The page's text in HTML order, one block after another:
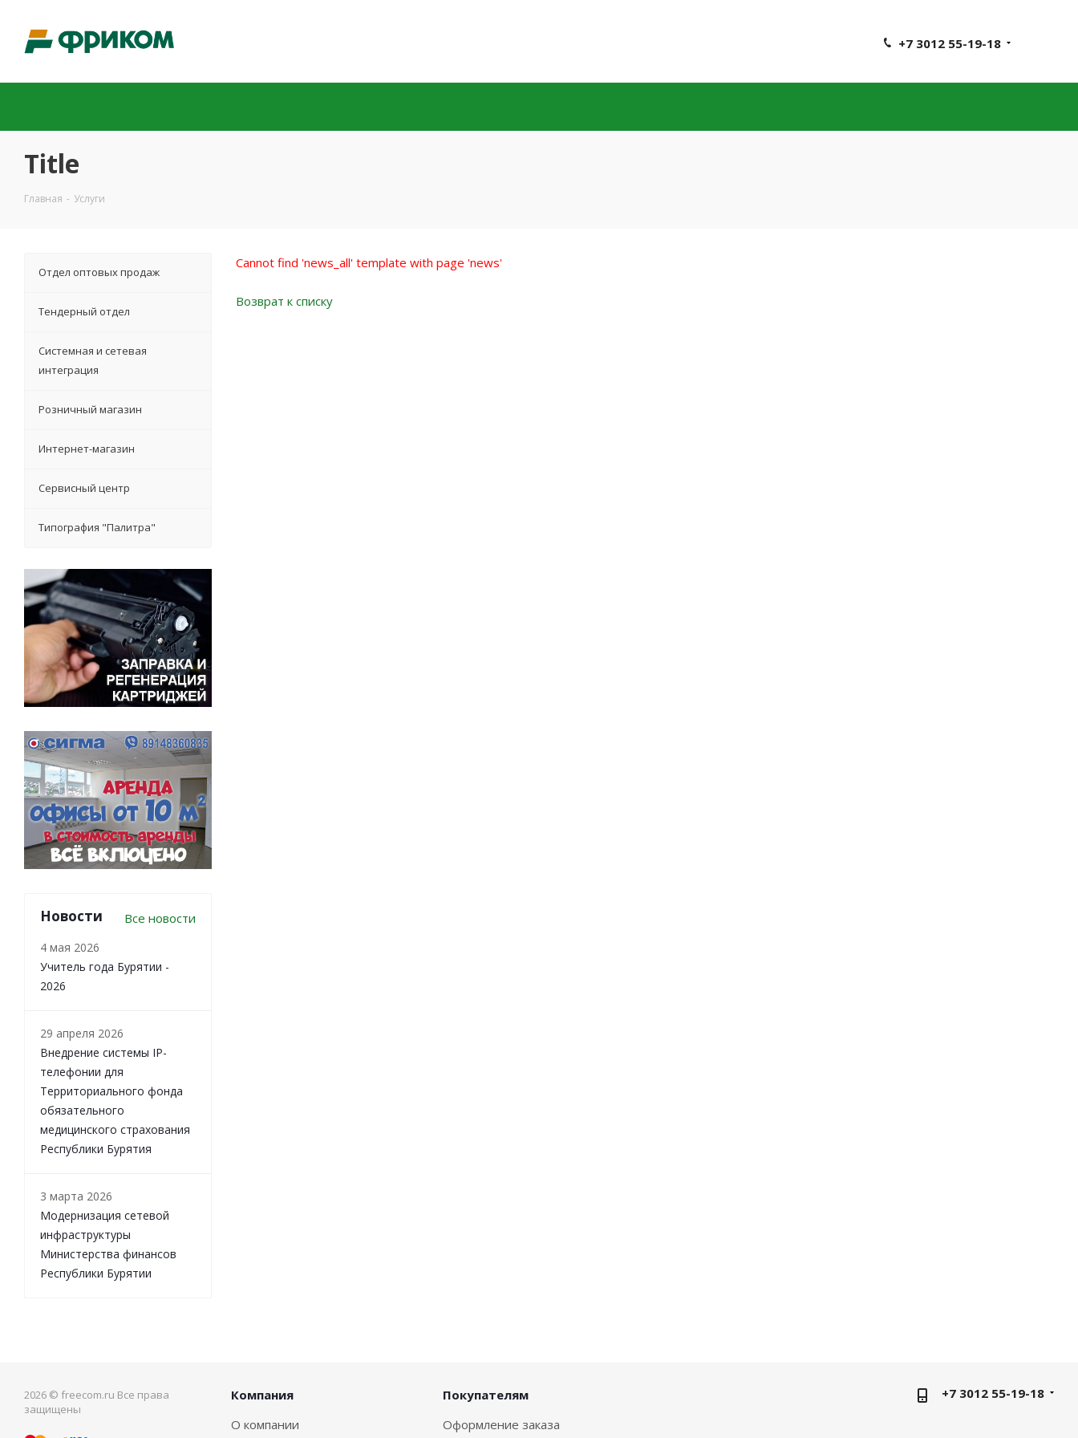
+7 3012 55-19-18
Title
Главная - Услуги
Cannot find 'news_all' template with page 'news'
Возврат к списку
Отдел оптовых продаж
Тендерный отдел
Системная и сетевая
интеграция
Розничный магазин
Интернет-магазин
Сервисный центр
Типография "Палитра"
Новости Все новости
4 мая 2026
Учитель года Бурятии -
2026
29 апреля 2026
Внедрение системы IP-
телефонии для
Территориального фонда
обязательного
медицинского страхования
Республики Бурятия
3 марта 2026
Модернизация сетевой
инфраструктуры
Министерства финансов
Республики Бурятии
2026 © freecom.ru Все права
защищены
Компания
О компании
Покупателям
Оформление заказа
+7 3012 55-19-18